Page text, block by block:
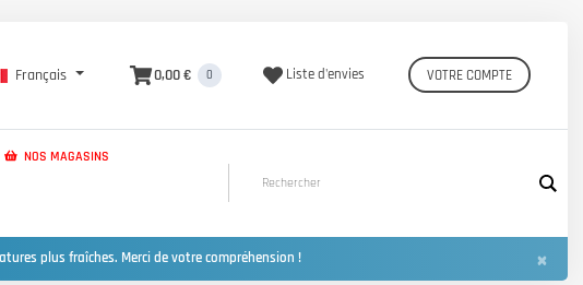
Français 0,00 € 0 Liste d'envies VOTRE COMPTE
NOS MAGASINS
plus fraîches. Merci de votre compréhension ! ×